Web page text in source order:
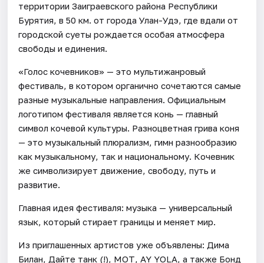
территории Заиграевского района Республики
Бурятия, в 50 км. от города Улан-Удэ, где вдали от
городской суеты рождается особая атмосфера
свободы и единения.
«Голос кочевников» — это мультижанровый
фестиваль, в котором органично сочетаются самые
разные музыкальные направления. Официальным
логотипом фестиваля является конь — главный
символ кочевой культуры. Разноцветная грива коня
— это музыкальный плюрализм, гимн разнообразию
как музыкальному, так и национальному. Кочевник
же символизирует движение, свободу, путь и
развитие.
Главная идея фестиваля: музыка — универсальный
язык, который стирает границы и меняет мир.
Из приглашенных артистов уже объявлены: Дима
Билан, Дайте танк (!), МОТ, AY YOLA, а также Бонд